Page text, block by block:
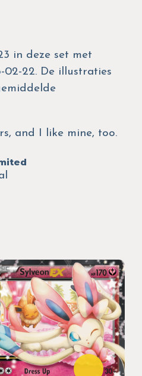
in deze set met
02-22. De illustraties
and I like mine, too.